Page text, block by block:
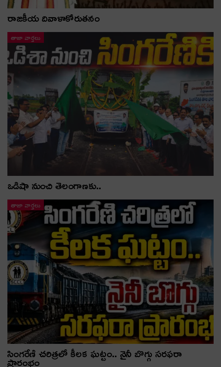
రాజకీయ దివాళాకోరుతనం
తాజా వార్తలు
ఒడిషా నుంచి తెలంగాణ‌కు..
తాజా వార్తలు
సింగరేణి చరిత్రలో కీలక ఘట్టం.. నైనీ బొగ్గు సరఫరా
ప్రారంభం